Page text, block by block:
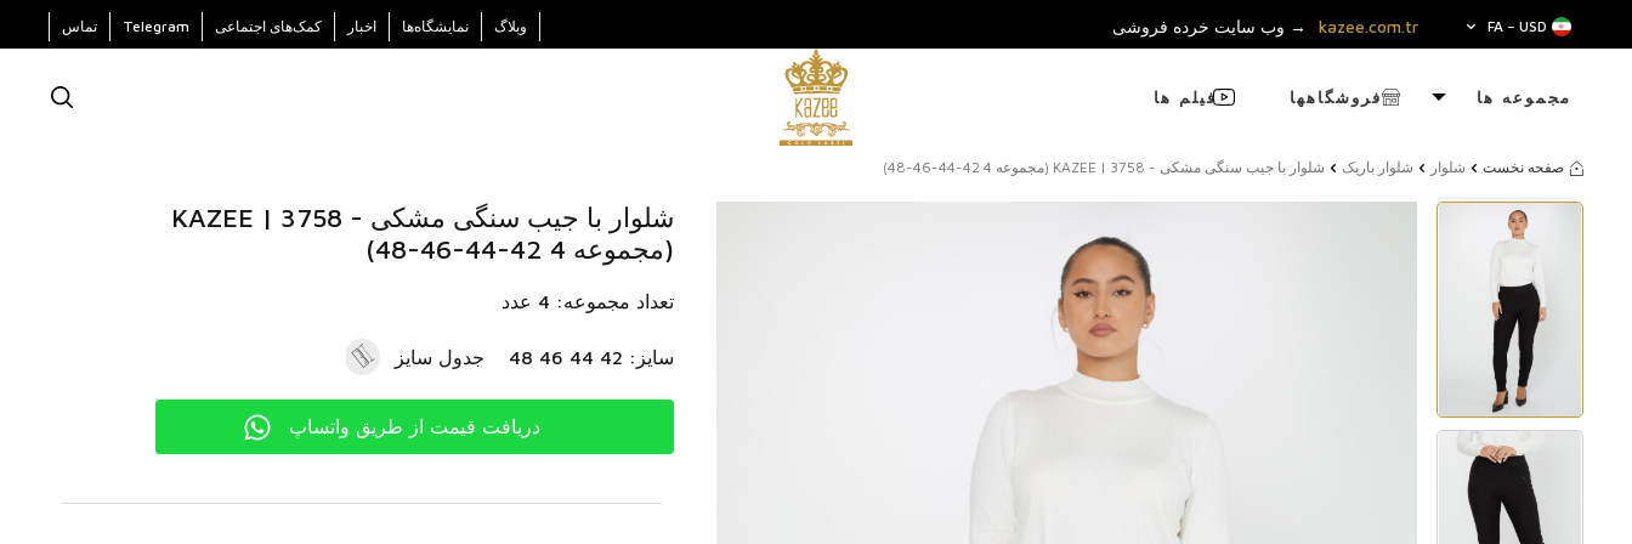
FA − USD
kazee.com.tr → وب سایت خرده فروشی وبلاگ نمایشگاه‌ها اخبار کمک‌های اجتماعی Telegram تماس
مجموعه ها فروشگاهها فیلم ها
صفحه نخست شلوار شلوار باریک شلوار با جیب سنگی مشکی - 3758 | KAZEE (مجموعه 4 42-44-46-48)
شلوار با جیب سنگی مشکی - 3758 | KAZEE
(مجموعه 4 42-44-46-48)
تعداد مجموعه: 4 عدد
سایز: 42 44 46 48 جدول سایز
دریافت قیمت از طریق واتساپ